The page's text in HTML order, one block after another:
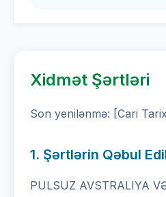
Xidmət Şərtləri
Son yenilənmə: [Cari
1. Şərtlərin Qəbul
PULSUZ AVSTRALIYA